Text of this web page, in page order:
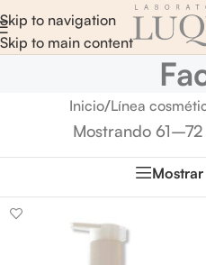
Skip to navigation
Skip to main content
Inicio/Línea
Mostrando